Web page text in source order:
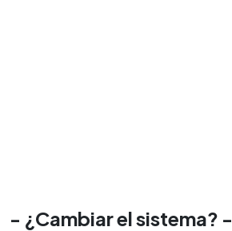
- ¿Cambiar el sistema? -